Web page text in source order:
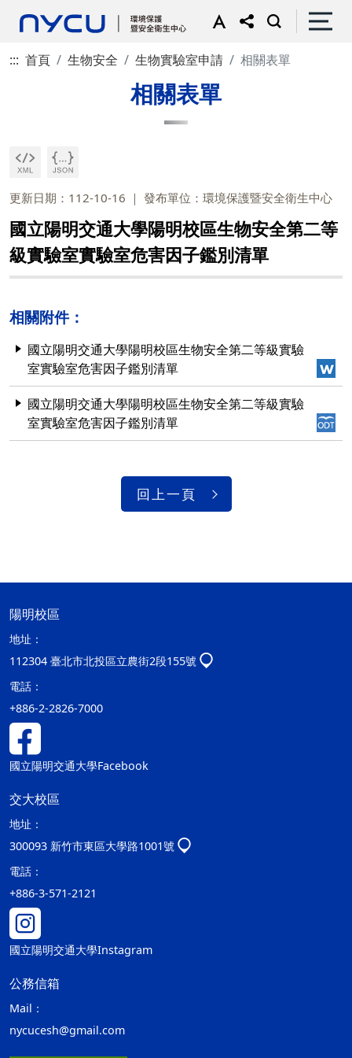
::: 首頁 生物安全 生物實驗室申請 相關表單
相關表單
更新日期：112-10-16 發布單位：環境保護暨安全衛生中心
國立陽明交通大學陽明校區生物安全第二等
級實驗室實驗室危害因子鑑別清單
相關附件：
國立陽明交通大學陽明校區生物安全第二等級實驗
室實驗室危害因子鑑別清單
國立陽明交通大學陽明校區生物安全第二等級實驗
室實驗室危害因子鑑別清單
回上一頁
陽明校區
地址：
112304 臺北市北投區立農街2段155號
電話：
+886-2-2826-7000
國立陽明交通大學Facebook
交大校區
地址：
300093 新竹市東區大學路1001號
電話：
+886-3-571-2121
國立陽明交通大學Instagram
公務信箱
Mail：
nycucesh@gmail.com